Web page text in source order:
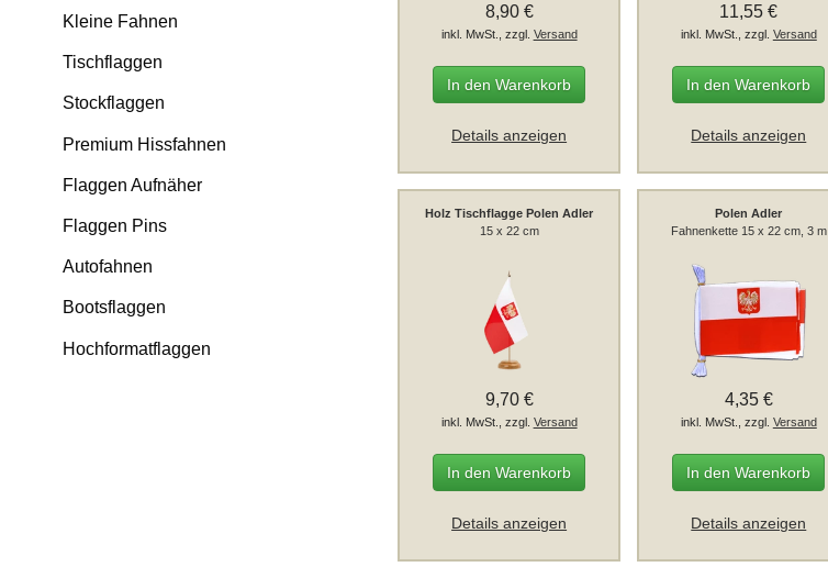
Kleine Fahnen
Tischflaggen
Stockflaggen
Premium Hissfahnen
Flaggen Aufnäher
Flaggen Pins
Autofahnen
Bootsflaggen
Hochformatflaggen
8,90 €
inkl. MwSt., zzgl. Versand
In den Warenkorb
Details anzeigen
11,55 €
inkl. MwSt., zzgl. Versand
In den Warenkorb
Details anzeigen
Holz Tischflagge Polen Adler
15 x 22 cm
9,70 €
inkl. MwSt., zzgl. Versand
In den Warenkorb
Details anzeigen
Polen Adler
Fahnenkette 15 x 22 cm, 3 m
4,35 €
inkl. MwSt., zzgl. Versand
In den Warenkorb
Details anzeigen